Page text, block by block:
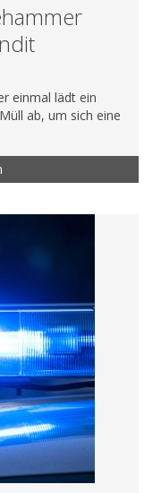
einmal lädt ein
ab, um sich eine